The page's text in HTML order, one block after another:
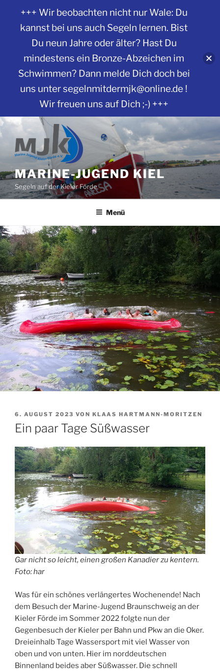
Zum
Inhalt
springen
MARINE-JUGEND KIEL
Segeln auf der Kieler Förde
Menü
VERÖFFENTLICHT
AM
6. AUGUST 2023 VON KLAAS HARTMANN-MORITZEN
Ein paar Tage Süßwasser
Gar nicht so leicht, einen großen Kanadier zu kentern.
Foto: har
Was für ein schönes verlängertes Wochenende! Nach
dem Besuch der Marine-Jugend Braunschweig an der
Kieler Förde im Sommer 2022 folgte nun der
Gegenbesuch der Kieler per Bahn und Pkw an die Oker.
Dreieinhalb Tage Wassersport mit viel Wasser von
oben und von unten. Hier im norddeutschen
Binnenland beides aber Süßwasser. Die schnell
+++ Wir beobachten nicht nur Wale: Du
kannst bei uns auch Segeln lernen. Bist
Du neun Jahre oder älter? Hast Du
mindestens ein Bronze-Abzeichen im
Schwimmen? Dann melde Dich doch bei
uns unter segelnmitdermjk@online.de !
Wir freuen uns auf Dich ;-) +++